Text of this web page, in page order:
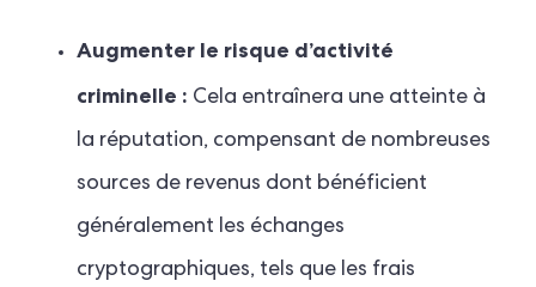
Augmenter le risque d’activité
criminelle : Cela entraînera une atteinte à
la réputation, compensant de nombreuses
sources de revenus dont bénéficient
généralement les échanges
cryptographiques, tels que les frais